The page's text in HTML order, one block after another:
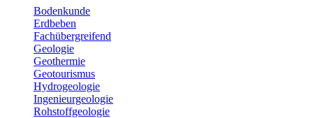
Bodenkunde
Erdbeben
Fachübergreifend
Geologie
Geothermie
Geotourismus
Hydrogeologie
Ingenieurgeologie
Rohstoffgeologie